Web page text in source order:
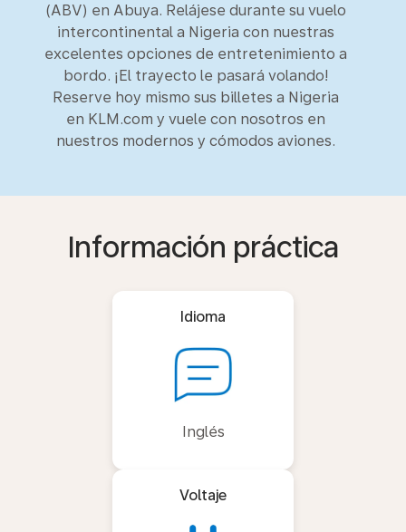
(ABV) en Abuya. Relájese durante su vuelo
intercontinental a Nigeria con nuestras
excelentes opciones de entretenimiento a
bordo. ¡El trayecto le pasará volando!
Reserve hoy mismo sus billetes a Nigeria
en KLM.com y vuele con nosotros en
nuestros modernos y cómodos aviones.
Información práctica
Idioma
Inglés
Voltaje